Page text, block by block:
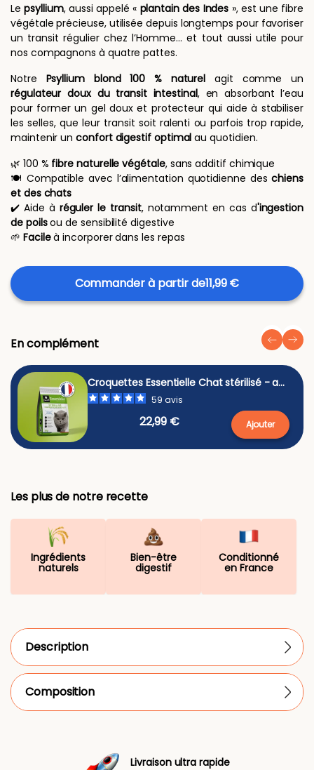
Lepsyllium, aussi appelé « plantain des Indes », est une fibre
végétale précieuse, utilisée depuis longtemps pour favoriser
un transit régulier chez l’Homme… et tout aussi utile pour
nos compagnons à quatre pattes.
Notre Psyllium blond 100 % naturel agit comme un
régulateur doux du transit intestinal, en absorbant l’eau
pour former un gel doux et protecteur qui aide à stabiliser
les selles, que leur transit soit ralenti ou parfois trop rapide,
maintenir unconfort digestif optimal au quotidien.
🌿 100 % fibre naturelle végétale, sans additif chimique
🍽️ Compatible avec l’alimentation quotidienne des chiens
et des chats
✔️ Aide à réguler le transit, notamment en cas d'ingestion
de poilsou de sensibilité digestive
🌱 Facileà incorporer dans les repas
Commander à partir de11,99 €
En complément
Croquettes Essentielle Chat stérilisé - au
poulet 3 kg
59 avis
22,99 € Ajouter
Les plus de notre recette
Ingrédients
naturels
Bien-être
digestif
Conditionné
en France
Description
Composition
Livraison ultra rapide